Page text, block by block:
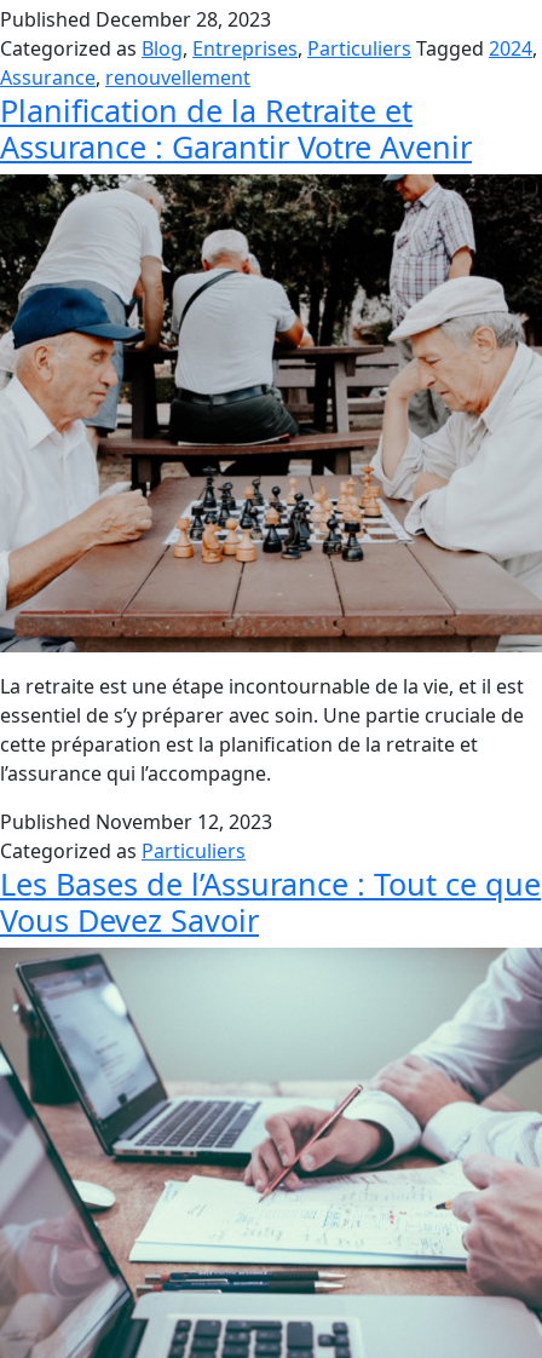
Published December 28, 2023
Categorized as Blog, Entreprises, Particuliers Tagged 2024,
Assurance, renouvellement
Planification de la Retraite et
Assurance : Garantir Votre Avenir
La retraite est une étape incontournable de la vie, et il est
essentiel de s’y préparer avec soin. Une partie cruciale de
cette préparation est la planification de la retraite et
l’assurance qui l’accompagne.
Published November 12, 2023
Categorized as Particuliers
Les Bases de l’Assurance : Tout ce que
Vous Devez Savoir